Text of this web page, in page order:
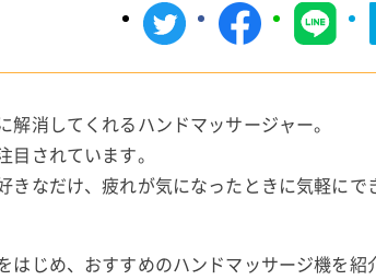
消してくれるハンドマッサージャー。
されています。
なだけ、疲れが気になったときに気軽にで
じめ、おすすめのハンドマッサージ機を紹